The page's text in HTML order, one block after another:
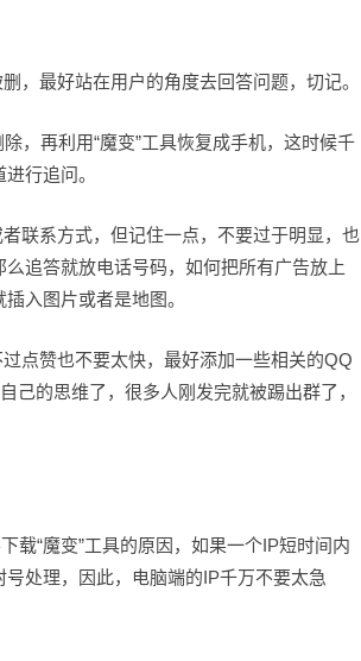
，最好站在用户的角度去回答问题，切记。
，再利用“魔变”工具恢复成手机，这时候千
行追问。
联系方式，但记住一点，不要过于明显，也
追答就放电话号码，如何把所有广告放上
入图片或者是地图。
点赞也不要太快，最好添加一些相关的QQ
己的思维了，很多人刚发完就被踢出群了，
载“魔变”工具的原因，如果一个IP短时间内
处理，因此，电脑端的IP千万不要太急